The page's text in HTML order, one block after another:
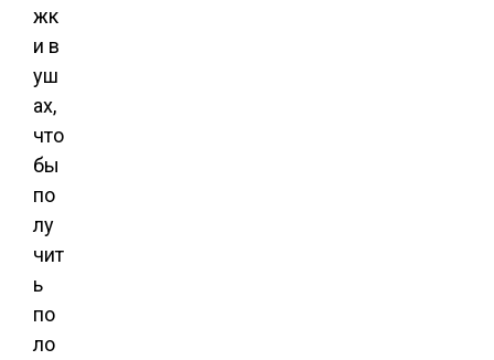
жк
и в
уш
ах,
что
бы
по
лу
чит
ь
по
ло